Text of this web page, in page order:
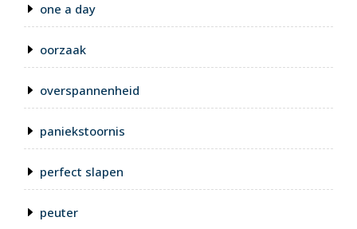
one a day
oorzaak
overspannenheid
paniekstoornis
perfect slapen
peuter